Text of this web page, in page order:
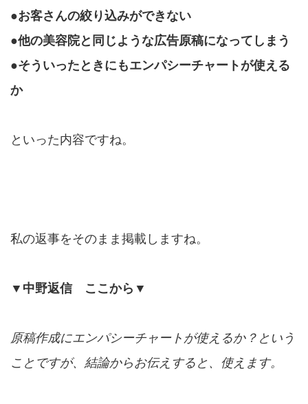
●お客さんの絞り込みができない
●他の美容院と同じような広告原稿になってしまう
●そういったときにもエンパシーチャートが使える
か
といった内容ですね。
私の返事をそのまま掲載しますね。
▼中野返信 ここから▼
原稿作成にエンパシーチャートが使えるか？という
ことですが、結論からお伝えすると、使えます。